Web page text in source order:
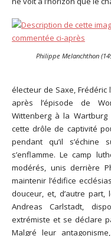
Philippe Melanchthon
électeur de Saxe,
après l’épisode de
Wittenberg à la
cette drôle de captivité
pendant qu’il s’échine
s’enflamme. Le camp
modérés, unis derrière
maintenir l’édifice
douceur, et, d’autre
Andreas Carlstadt,
extrémiste et se déclare
Malgré leur